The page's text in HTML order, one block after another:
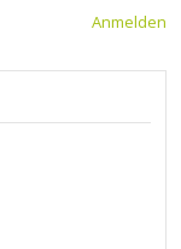
Anmelden